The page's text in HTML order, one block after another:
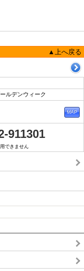
▲上へ戻る
ルデンウィーク
911301
できません